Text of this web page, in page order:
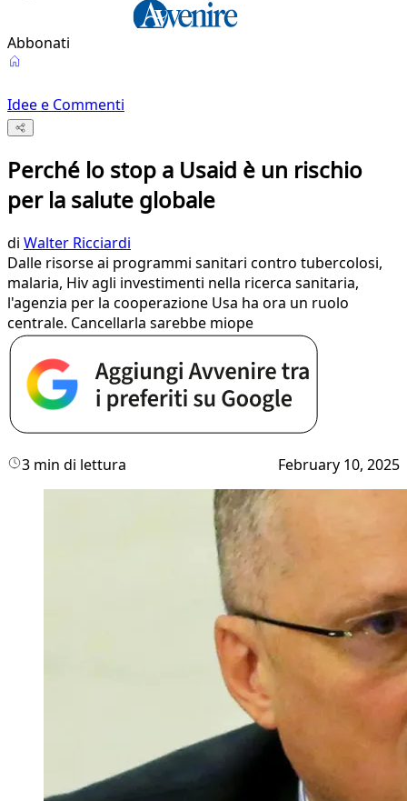
Abbonati
Idee e Commenti
Perché lo stop a Usaid è un rischio
per la salute globale
di Walter Ricciardi
Dalle risorse ai programmi sanitari contro tubercolosi,
malaria, Hiv agli investimenti nella ricerca sanitaria,
l'agenzia per la cooperazione Usa ha ora un ruolo
centrale. Cancellarla sarebbe miope
3 min di lettura February 10, 2025